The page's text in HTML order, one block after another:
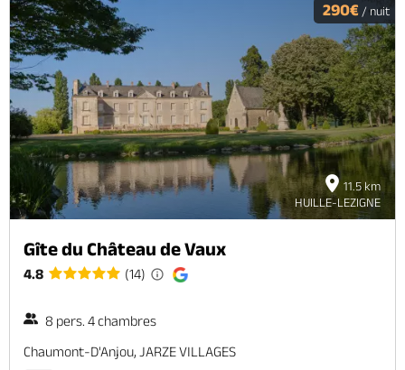
11.5 km
HUILLE-LEZIGNE
290€ / nuit
Gîte du Château de Vaux
4.8 (14)
8 pers. 4 chambres
Chaumont-D'Anjou, JARZE VILLAGES